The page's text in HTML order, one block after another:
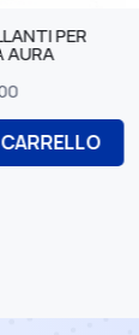
MICRO
LAVAMANI PER
AGGIUNGI